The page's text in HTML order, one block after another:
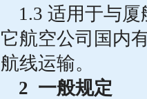
1.3 适用于与
它航空公司国内
航线运输。
2 一般规定